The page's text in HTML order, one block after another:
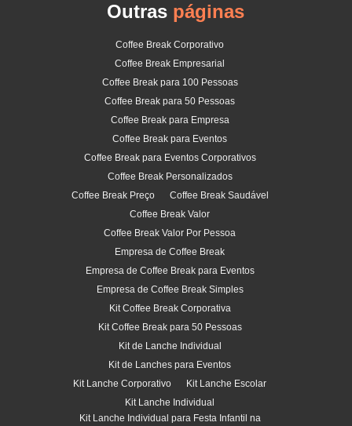
Outras páginas
Coffee Break Corporativo
Coffee Break Empresarial
Coffee Break para 100 Pessoas
Coffee Break para 50 Pessoas
Coffee Break para Empresa
Coffee Break para Eventos
Coffee Break para Eventos Corporativos
Coffee Break Personalizados
Coffee Break Preço
Coffee Break Saudável
Coffee Break Valor
Coffee Break Valor Por Pessoa
Empresa de Coffee Break
Empresa de Coffee Break para Eventos
Empresa de Coffee Break Simples
Kit Coffee Break Corporativa
Kit Coffee Break para 50 Pessoas
Kit de Lanche Individual
Kit de Lanches para Eventos
Kit Lanche Corporativo
Kit Lanche Escolar
Kit Lanche Individual
Kit Lanche Individual para Festa Infantil na